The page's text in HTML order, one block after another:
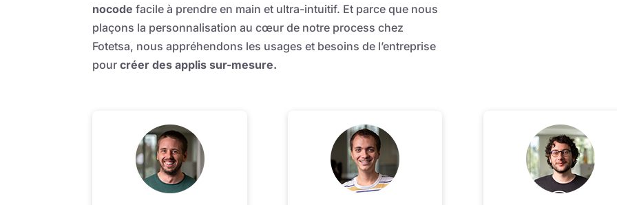
nocodefacile à prendre en main et ultra-intuitif. Et parce que nous
plaçons la personnalisation au cœur de notre process chez
Fotetsa, nous appréhendons les usages et besoins de l’entreprise
pourcréer des applis sur-mesure.